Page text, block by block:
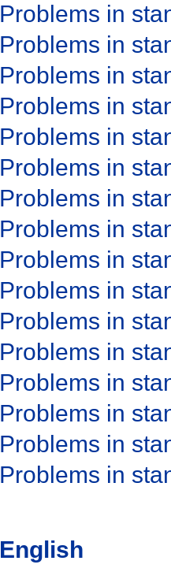
Problems in
Problems in
Problems in
Problems in
Problems in
Problems in
Problems in
Problems in
Problems in
Problems in
Problems in
Problems in
Problems in
Problems in
Problems in
Problems in
English